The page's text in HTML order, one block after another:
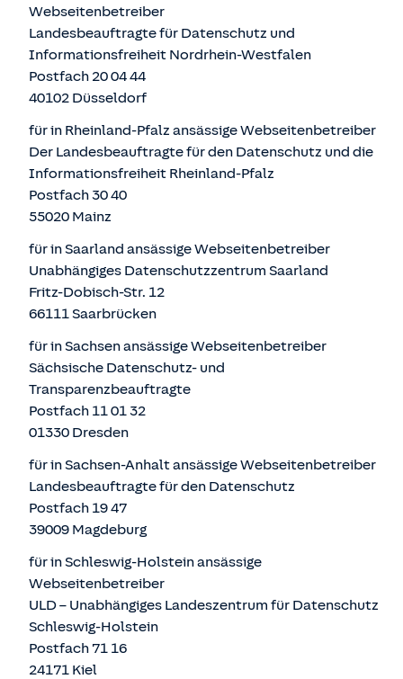
Webseitenbetreiber
Landesbeauftragte für Datenschutz und
Informationsfreiheit Nordrhein-Westfalen
Postfach 20 04 44
40102 Düsseldorf
für in Rheinland-Pfalz ansässige Webseitenbetreiber
Der Landesbeauftragte für den Datenschutz und die
Informationsfreiheit Rheinland-Pfalz
Postfach 30 40
55020 Mainz
für in Saarland ansässige Webseitenbetreiber
Unabhängiges Datenschutzzentrum Saarland
Fritz-Dobisch-Str. 12
66111 Saarbrücken
für in Sachsen ansässige Webseitenbetreiber
Sächsische Datenschutz- und
Transparenzbeauftragte
Postfach 11 01 32
01330 Dresden
für in Sachsen-Anhalt ansässige Webseitenbetreiber
Landesbeauftragte für den Datenschutz
Postfach 19 47
39009 Magdeburg
für in Schleswig-Holstein ansässige
Webseitenbetreiber
ULD – Unabhängiges Landeszentrum für Datenschutz
Schleswig-Holstein
Postfach 71 16
24171 Kiel